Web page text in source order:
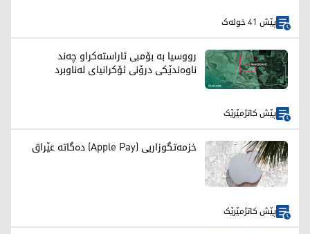
پێش 41 خولەک
رووسیا بە بۆمبی ئاراستەکراو چەند
ناوەندێکی درۆنی ئۆکرانیای لەناوبرد
پێش کاتژمێرێک
خزمەتگوزاریی (Apple Pay) دەگاتە عێراق
پێش کاتژمێرێک